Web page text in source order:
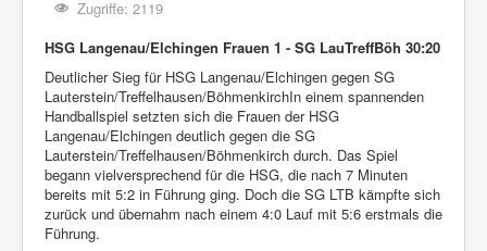
Zugriffe: 2119
HSG Langenau/Elchingen Frauen 1 - SG LauTreffBöh 30:20
Deutlicher Sieg für HSG Langenau/Elchingen gegen SG
Lauterstein/Treffelhausen/BöhmenkirchIn einem spannenden
Handballspiel setzten sich die Frauen der HSG
Langenau/Elchingen deutlich gegen die SG
Lauterstein/Treffelhausen/Böhmenkirch durch. Das Spiel
begann vielversprechend für die HSG, die nach 7 Minuten
bereits mit 5:2 in Führung ging. Doch die SG LTB kämpfte sich
zurück und übernahm nach einem 4:0 Lauf mit 5:6 erstmals die
Führung.